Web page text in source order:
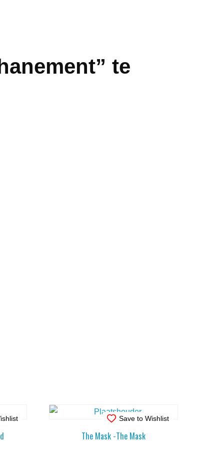
te
Save to Wishlist
The Mask -The Mask